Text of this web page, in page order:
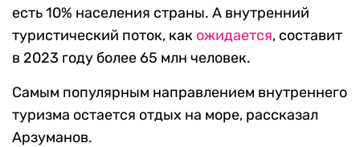
есть 10% населения страны. А внутренний
туристический поток, как ожидается, составит
в 2023 году более 65 млн человек.
Самым популярным направлением внутреннего
туризма остается отдых на море, рассказал
Арзуманов.